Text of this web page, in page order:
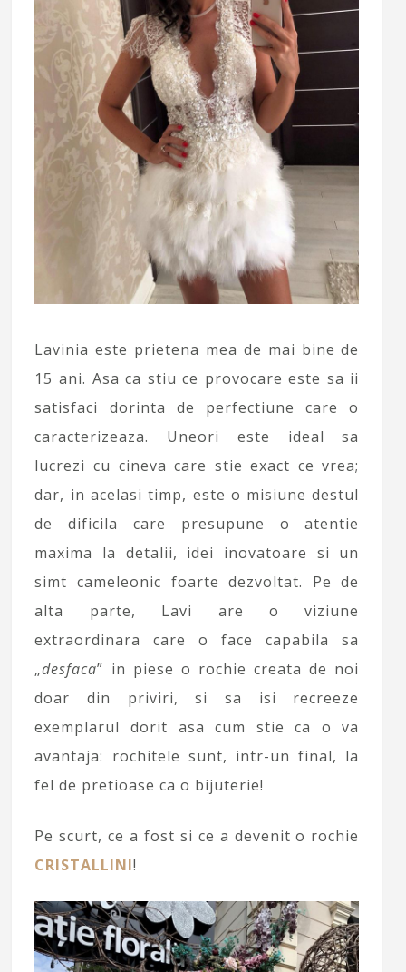
Lavinia este prietena mea de mai bine de
15 ani. Asa ca stiu ce provocare este sa ii
satisfaci dorinta de perfectiune care o
caracterizeaza. Uneori este ideal sa
lucrezi cu cineva care stie exact ce vrea;
dar, in acelasi timp, este o misiune destul
de dificila care presupune o atentie
maxima la detalii, idei inovatoare si un
simt cameleonic foarte dezvoltat. Pe de
alta parte, Lavi are o viziune
extraordinara care o face capabila sa
„desfaca” in piese o rochie creata de noi
doar din priviri, si sa isi recreeze
exemplarul dorit asa cum stie ca o va
avantaja: rochitele sunt, intr-un final, la
fel de pretioase ca o bijuterie!
Pe scurt, ce a fost si ce a devenit o rochie
CRISTALLINI!